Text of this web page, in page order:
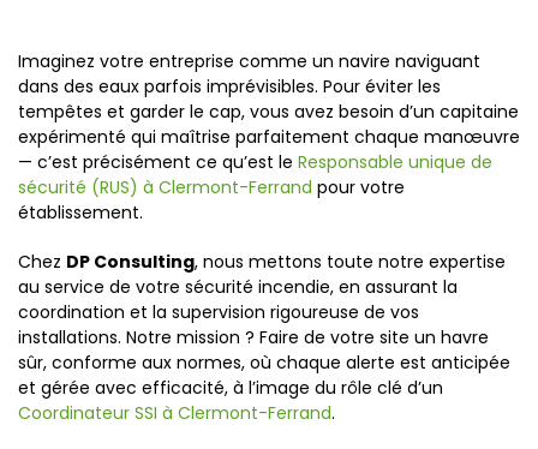
Imaginez votre entreprise comme un navire naviguant
dans des eaux parfois imprévisibles. Pour éviter les
tempêtes et garder le cap, vous avez besoin d’un capitaine
expérimenté qui maîtrise parfaitement chaque manœuvre
— c’est précisément ce qu’est le Responsable unique de
sécurité (RUS) à Clermont-Ferrand pour votre
établissement.
Chez DP Consulting, nous mettons toute notre expertise
au service de votre sécurité incendie, en assurant la
coordination et la supervision rigoureuse de vos
installations. Notre mission ? Faire de votre site un havre
sûr, conforme aux normes, où chaque alerte est anticipée
et gérée avec efficacité, à l’image du rôle clé d’un
Coordinateur SSI à Clermont-Ferrand.